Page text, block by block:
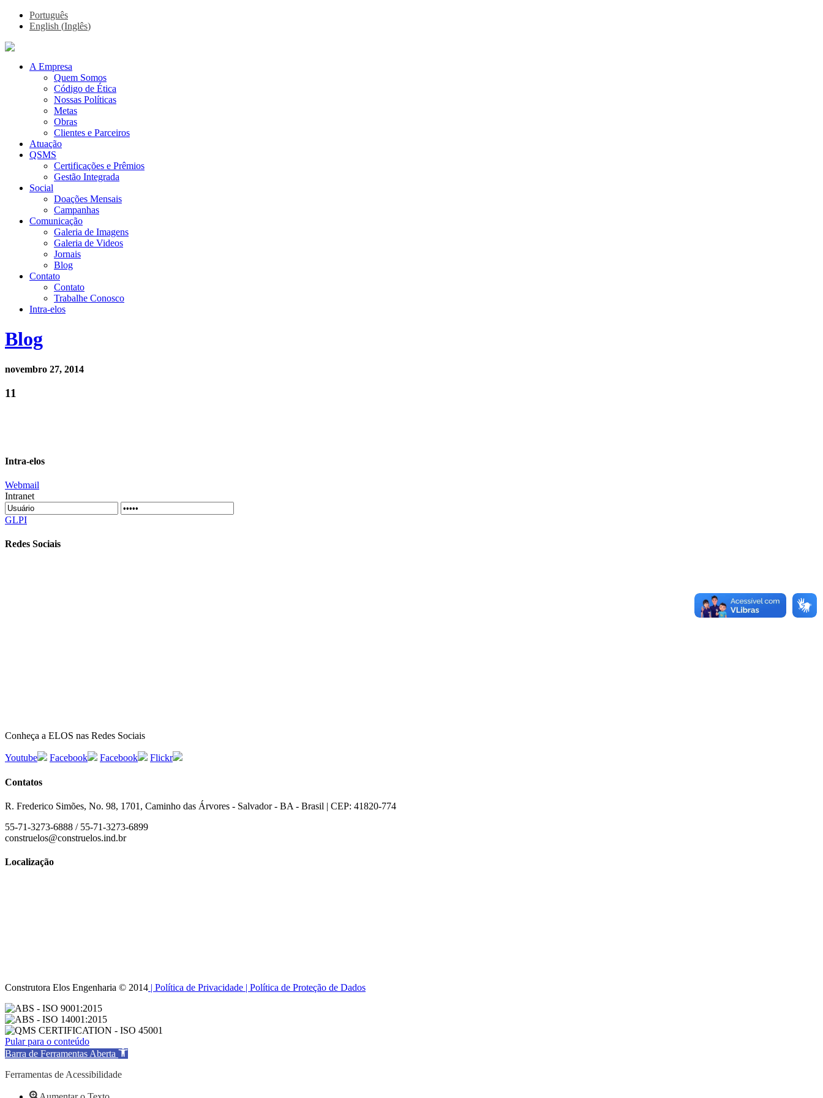
Português
English (Inglês)
A Empresa
Quem Somos
Código de Ética
Nossas Políticas
Metas
Obras
Clientes e Parceiros
Atuação
QSMS
Certificações e Prêmios
Gestão Integrada
Social
Doações Mensais
Campanhas
Comunicação
Galeria de Imagens
Galeria de Videos
Jornais
Blog
Contato
Contato
Trabalhe Conosco
Intra-elos
Blog
novembro 27, 2014
11
Intra-elos
Webmail
Intranet
GLPI
Redes Sociais
Conheça a ELOS nas Redes Sociais
Youtube Facebook Facebook Flickr
Contatos
R. Frederico Simões, No. 98, 1701, Caminho das Árvores - Salvador - BA - Brasil | CEP: 41820-774
55-71-3273-6888 / 55-71-3273-6899
construelos@construelos.ind.br
Localização
Construtora Elos Engenharia © 2014 | Política de Privacidade | Política de Proteção de Dados
Pular para o conteúdo
Barra de Ferramentas Aberta
Ferramentas de Acessibilidade